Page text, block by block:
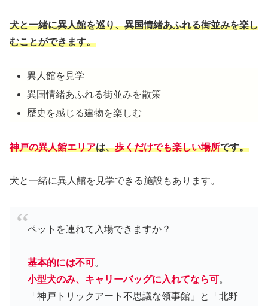
犬と一緒に異人館を巡り、異国情緒あふれる街並みを楽し
むことができます。
異人館を見学
異国情緒あふれる街並みを散策
歴史を感じる建物を楽しむ
神戸の異人館エリアは、歩くだけでも楽しい場所です。
犬と一緒に異人館を見学できる施設もあります。
ペットを連れて入場できますか？
基本的には不可 。
小型犬のみ、キャリーバッグに入れてなら可 。
「神戸トリックアート不思議な領事館」と「北野